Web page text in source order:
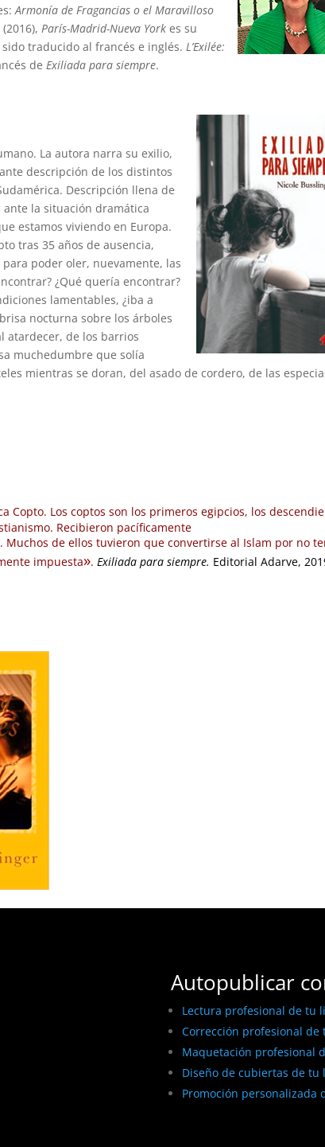
Armonía de Fragancias o el Maravilloso
(2016), París-Madrid-Nueva York es su
traducido al francés e inglés. L’Exilée:
de Exiliada para siempre.
La autora narra su exilio,
descripción de los distintos
Descripción llena de
la situación dramática
estamos viviendo en Europa.
tras 35 años de ausencia,
poder oler, nuevamente, las
¿Qué quería encontrar?
lamentables, ¿iba a
nocturna sobre los árboles
atardecer, de los barrios
muchedumbre que solía
mientras se doran, del asado de cordero, de las
Copto. Los coptos son los primeros egipcios, los
Recibieron pacíficamente
Muchos de ellostuvieron que convertirse al Islam por no
impuesta». Exiliada para siempre. Editorial Adarve,
Autopublicar
Lectura profesional de tu
Corrección profesional de
Maquetación profesional
Diseño de cubiertas de
Promoción personalizada